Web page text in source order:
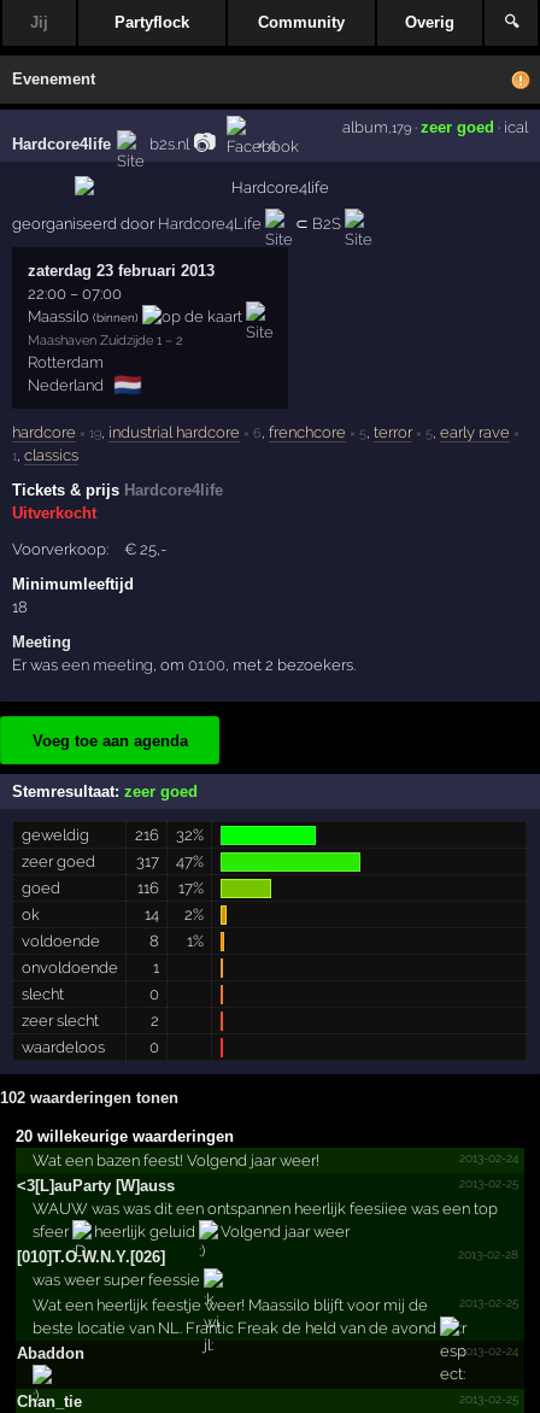
Jij Partyflock Community Overig 🔍
Evenement
Hardcore4life b2s.nl 📷 × 4
album ,179· zeer goed · ical
georganiseerd door Hardcore4Life ⊂ B2S
zaterdag 23 februari 2013
22:00 –07:00
Maassilo (binnen)
Maashaven Zuidzijde 1 – 2
Rotterdam
Nederland
🇳🇱
hardcore × 19, industrial hardcore × 6,frenchcore × 5,terror × 5,early rave ×
1,classics
Tickets & prijs Hardcore4life
Uitverkocht
Voorverkoop:
€25 ,-
Minimumleeftijd
18
Meeting
Er waseen meeting, om01:00, met 2 bezoekers.
Voeg toe aan agenda
Stemresultaat:zeer goed
geweldig 216
32%
zeer goed
317
47%
goed
116
17%
ok
14
2%
voldoende
8
1%
onvoldoende
1
slecht
0
zeer slecht
2
waardeloos
0
102 waarderingen tonen
20 willekeurige waarderingen
2013-02-24
Wat een bazen feest! Volgend jaar weer!
<3[L]a­uParty [W]auss
2013-02-25
WAUW was was dit een ontspannen heerlijk feesiiee was een top
sfeer
heerlijk geluid
Volgend jaar weer
[010]T.­O.­W.­N.­Y.­[026]
2013-02-28
was weer super feessie
2013-02-25
Wat een heerlijk feestje weer! Maassilo blijft voor mij de
beste locatie van NL. Frantic Freak de held van de avond
Abaddon
2013-02-24
Chan_tie 2013-02-25